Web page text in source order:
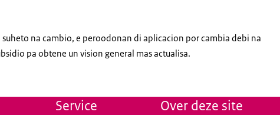
na cambio, e peroodonan di aplicacion por cambia debi na
pa obtene un vision general mas actualisa.
Service Over deze site